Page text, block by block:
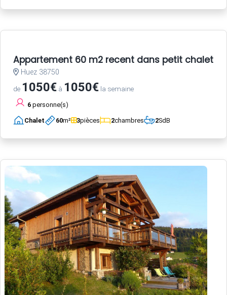
Appartement 60 m2 recent dans petit chalet a
Huez 38750
de 1050€ à 1050€ la semaine
6 personne(s)
Chalet 60m² 3pièces 2chambres 2SdB